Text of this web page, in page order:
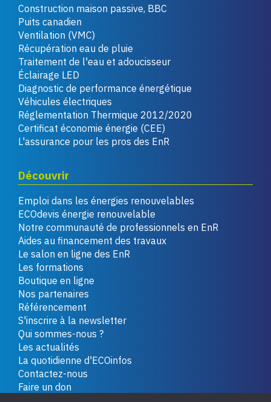
Construction maison passive, BBC
Puits canadien
Ventilation (VMC)
Récupération eau de pluie
Traitement de l'eau et adoucisseur
Éclairage LED
Diagnostic de performance énergétique
Véhicules électriques
Réglementation Thermique 2012/2020
Certificat économie énergie (CEE)
L'assurance pour les pros des EnR
Découvrir
Emploi dans les énergies renouvelables
ECOdevis énergie renouvelable
Notre communauté de professionnels en EnR
Aides au financement des travaux
Le salon en ligne des EnR
Les formations
Boutique en ligne
Nos partenaires
Référencement
S'inscrire à la newsletter
Qui sommes-nous ?
Les actualités
La quotidienne d'ECOinfos
Contactez-nous
Faire un don